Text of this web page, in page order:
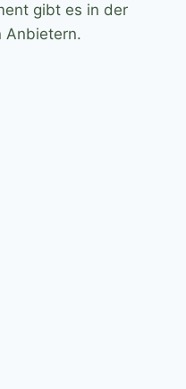
gibt es in der
Anbietern.